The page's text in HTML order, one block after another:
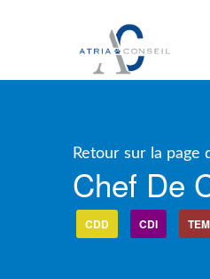
Retour sur la page
Chef De
CDD CDI